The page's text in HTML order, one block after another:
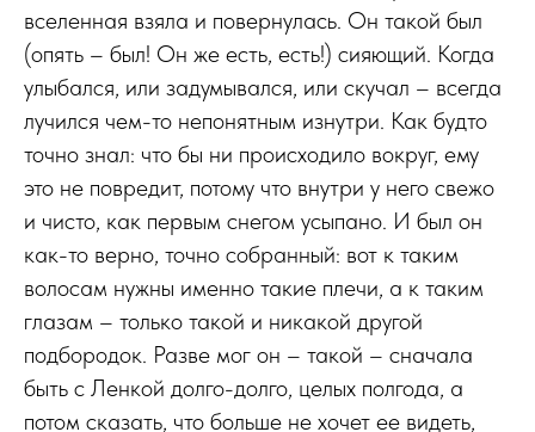
вселенная взяла и повернулась. Он такой был
(опять – был! Он же есть, есть!) сияющий. Когда
улыбался, или задумывался, или скучал – всегда
лучился чем-то непонятным изнутри. Как будто
точно знал: что бы ни происходило вокруг, ему
это не повредит, потому что внутри у него свежо
и чисто, как первым снегом усыпано. И был он
как-то верно, точно собранный: вот к таким
волосам нужны именно такие плечи, а к таким
глазам – только такой и никакой другой
подбородок. Разве мог он – такой – сначала
быть с Ленкой долго-долго, целых полгода, а
потом сказать, что больше не хочет ее видеть,